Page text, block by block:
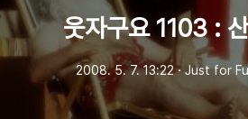
웃자구요 1103 :
2008. 5. 7. 13:22ㆍ Just for